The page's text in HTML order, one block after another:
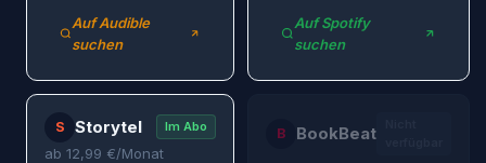
Auf Audible
suchen
Auf Spotify
suchen
S Storytel Im Abo
ab 12,99 €/Monat
B BookBeat